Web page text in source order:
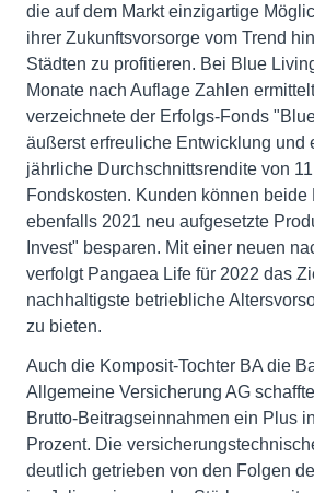
die auf dem Markt einzigartige
ihrer Zukunftsvorsorge vom Trend
Städten zu profitieren. Bei Blue
Monate nach Auflage Zahlen
verzeichnete der Erfolgs-Fonds
äußerst erfreuliche Entwicklung und
jährliche Durchschnittsrendite von
Fondskosten. Kunden können beide
ebenfalls 2021 neu aufgesetzte
Invest" besparen. Mit einer neuen
verfolgt Pangaea Life für 2022 das
nachhaltigste betriebliche
zu bieten.
Auch die Komposit-Tochter BA die
Allgemeine Versicherung AG
Brutto-Beitragseinnahmen ein Plus
Prozent. Die
deutlich getrieben von den Folgen